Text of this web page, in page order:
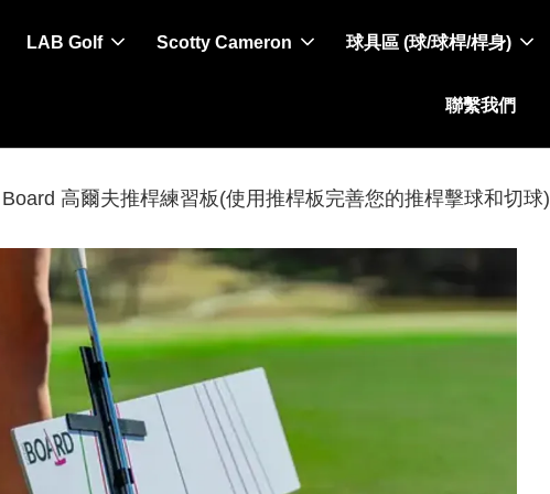
LAB Golf Scotty Cameron 球具區 (球/球桿/桿身)
聯繫我們
高爾夫推桿練習板(使用推桿板完善您的推桿擊球和切球)